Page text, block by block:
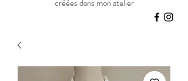
créées dans mon atelier